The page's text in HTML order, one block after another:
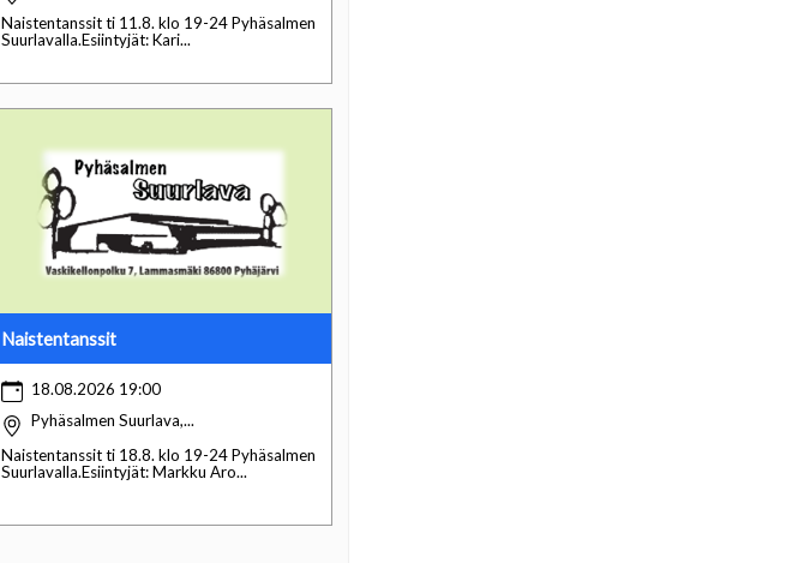
Naistentanssit ti 11.8. klo 19-24 Pyhäsalmen
Suurlavalla.Esiintyjät: Kari...
Naistentanssit
18.08.2026 19:00
Pyhäsalmen Suurlava,...
Naistentanssit ti 18.8. klo 19-24 Pyhäsalmen
Suurlavalla.Esiintyjät: Markku Aro...